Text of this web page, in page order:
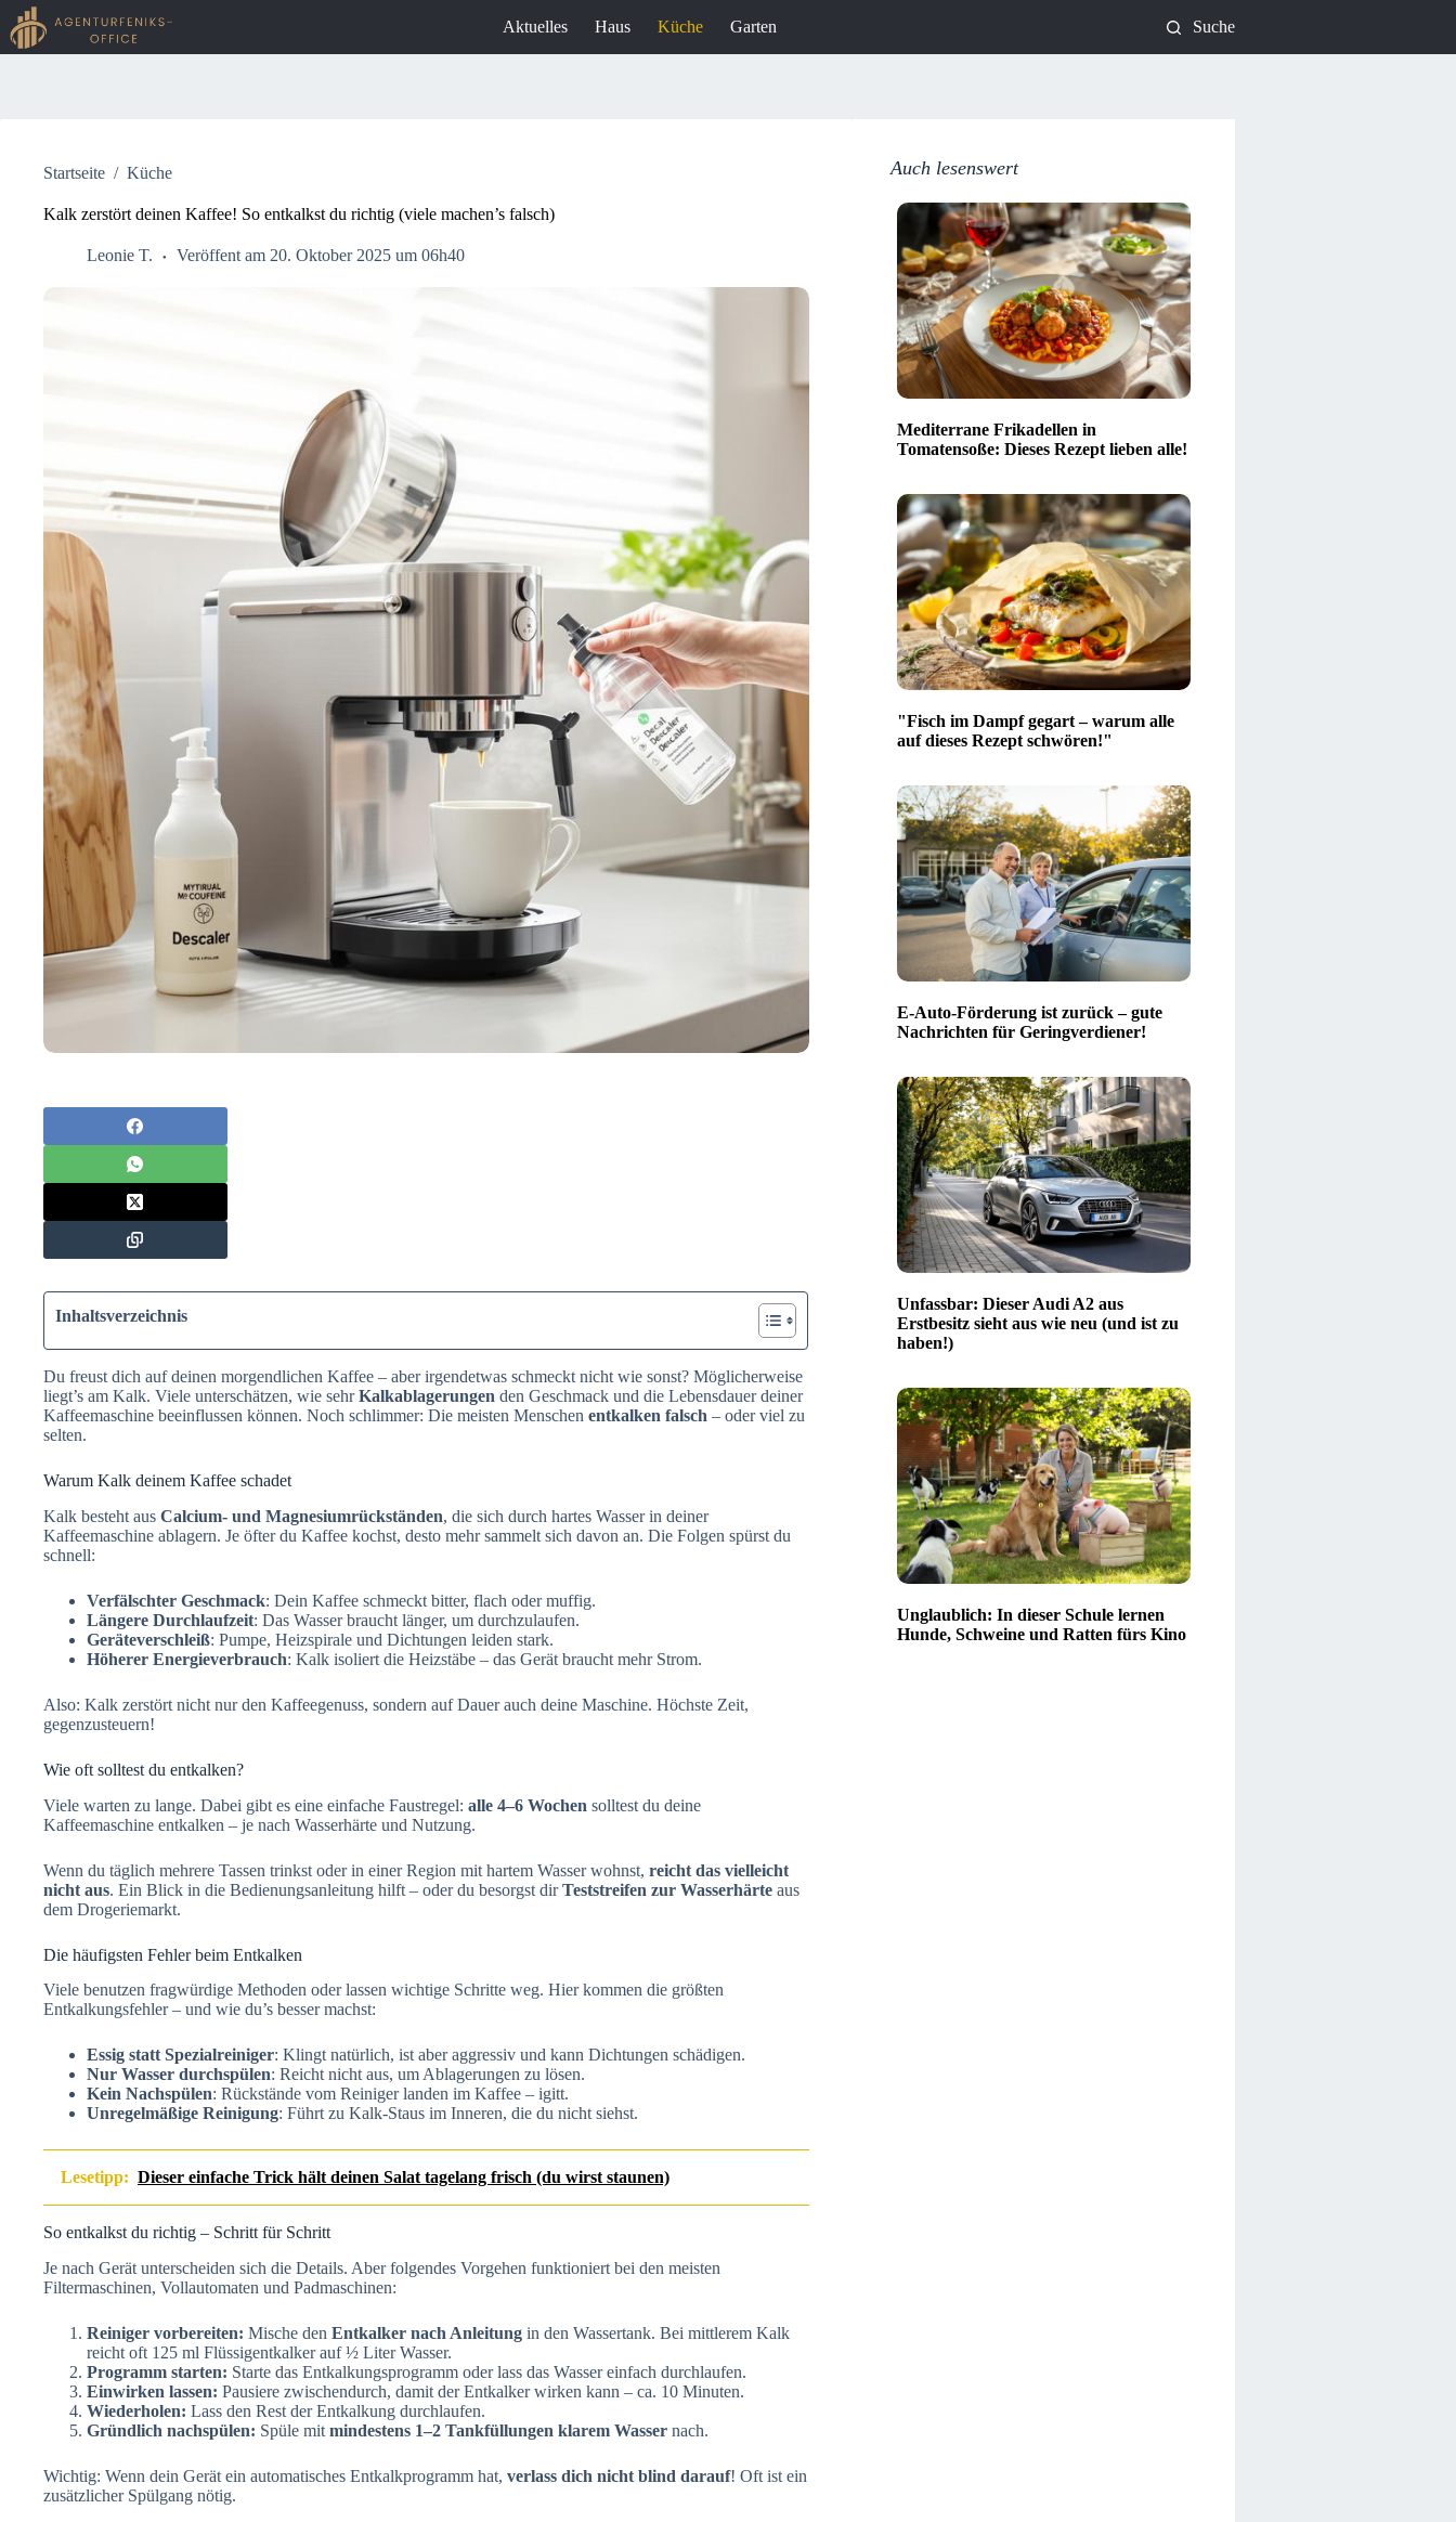
Zum
Inhalt
springen
Aktuelles Haus Küche Garten Suche
Startseite / Küche
Kalk zerstört deinen Kaffee! So entkalkst du richtig (viele machen’s falsch)
Leonie T. Veröffent am 20. Oktober 2025 um 06h40
Inhaltsverzeichnis
Du freust dich auf deinen morgendlichen Kaffee – aber irgendetwas schmeckt nicht wie sonst? Möglicherweise
liegt’s am Kalk. Viele unterschätzen, wie sehrKalkablagerungen den Geschmack und die Lebensdauer deiner
Kaffeemaschine beeinflussen können. Noch schlimmer: Die meisten Menschen entkalken falsch – oder viel zu
selten.
Warum Kalk deinem Kaffee schadet
Kalk besteht aus Calcium- und Magnesiumrückständen, die sich durch hartes Wasser in deiner
Kaffeemaschine ablagern. Je öfter du Kaffee kochst, desto mehr sammelt sich davon an. Die Folgen spürst du
schnell:
Verfälschter Geschmack: Dein Kaffee schmeckt bitter, flach oder muffig.
Längere Durchlaufzeit: Das Wasser braucht länger, um durchzulaufen.
Geräteverschleiß: Pumpe, Heizspirale und Dichtungen leiden stark.
Höherer Energieverbrauch: Kalk isoliert die Heizstäbe – das Gerät braucht mehr Strom.
Also: Kalk zerstört nicht nur den Kaffeegenuss, sondern auf Dauer auch deine Maschine. Höchste Zeit,
gegenzusteuern!
Wie oft solltest du entkalken?
Viele warten zu lange. Dabei gibt es eine einfache Faustregel: alle 4–6 Wochen solltest du deine
Kaffeemaschine entkalken – je nach Wasserhärte und Nutzung.
Wenn du täglich mehrere Tassen trinkst oder in einer Region mit hartem Wasser wohnst, reicht das vielleicht
nicht aus. Ein Blick in die Bedienungsanleitung hilft – oder du besorgst dirTeststreifen zur Wasserhärte aus
dem Drogeriemarkt.
Die häufigsten Fehler beim Entkalken
Viele benutzen fragwürdige Methoden oder lassen wichtige Schritte weg. Hier kommen die größten
Entkalkungsfehler – und wie du’s besser machst:
Essig statt Spezialreiniger: Klingt natürlich, ist aber aggressiv und kann Dichtungen schädigen.
Nur Wasser durchspülen: Reicht nicht aus, um Ablagerungen zu lösen.
Kein Nachspülen: Rückstände vom Reiniger landen im Kaffee – igitt.
Unregelmäßige Reinigung: Führt zu Kalk-Staus im Inneren, die du nicht siehst.
Lesetipp: Dieser einfache Trick hält deinen Salat tagelang frisch (du wirst staunen)
So entkalkst du richtig – Schritt für Schritt
Je nach Gerät unterscheiden sich die Details. Aber folgendes Vorgehen funktioniert bei den meisten
Filtermaschinen, Vollautomaten und Padmaschinen:
Reiniger vorbereiten: Mische den Entkalker nach Anleitung in den Wassertank. Bei mittlerem Kalk
reicht oft 125 ml Flüssigentkalker auf ½ Liter Wasser.
Programm starten: Starte das Entkalkungsprogramm oder lass das Wasser einfach durchlaufen.
Einwirken lassen: Pausiere zwischendurch, damit der Entkalker wirken kann – ca. 10 Minuten.
Wiederholen: Lass den Rest der Entkalkung durchlaufen.
Gründlich nachspülen: Spüle mit mindestens 1–2 Tankfüllungen klarem Wasser nach.
Wichtig: Wenn dein Gerät ein automatisches Entkalkprogramm hat, verlass dich nicht blind darauf! Oft ist ein
zusätzlicher Spülgang nötig.
Auch lesenswert
Mediterrane Frikadellen in
Tomatensoße: Dieses Rezept lieben alle!
"Fisch im Dampf gegart – warum alle
auf dieses Rezept schwören!"
E-Auto-Förderung ist zurück – gute
Nachrichten für Geringverdiener!
Unfassbar: Dieser Audi A2 aus
Erstbesitz sieht aus wie neu (und ist zu
haben!)
Unglaublich: In dieser Schule lernen
Hunde, Schweine und Ratten fürs Kino